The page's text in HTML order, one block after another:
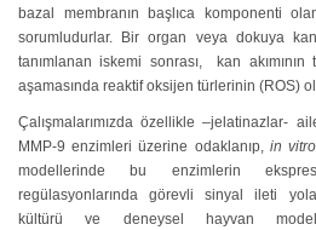
bazal membranın başlıca komponenti
sorumludurlar. Bir organ veya dokuya
tanımlanan iskemi sonrası, kan akımının
aşamasında reaktif oksijen türlerinin (ROS)
Çalışmalarımızda özellikle –jelatinazlar-
MMP-9 enzimleri üzerine odaklanıp, in vitro
modellerinde bu enzimlerin
regülasyonlarında görevli sinyal ileti
kültürü ve deneysel hayvan